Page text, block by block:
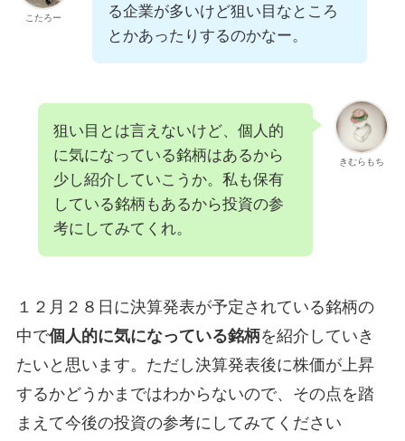
こたろー
る企業が多いけど狙い目なところ
とかあったりするのかなー。
きむらもち
狙い目とは言えないけど、個人的
に気になっている銘柄はあるから
少し紹介していこうか。私も保有
している銘柄もあるから投資の参
考にしてみてくれ。
１２月２８日に決算発表が予定されている銘柄の
中で個人的に気になっている銘柄を紹介していき
たいと思います。ただし決算発表後に株価が上昇
するかどうかまではわからないので、その点を踏
まえて今後の投資の参考にしてみてください